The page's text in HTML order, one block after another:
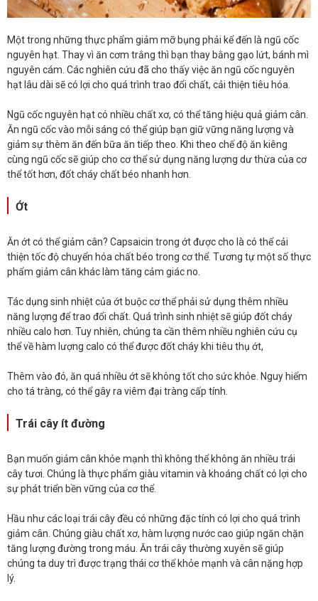
Một trong những thực phẩm giảm mỡ bụng phải kể đến là ngũ cốc
nguyên hạt. Thay vì ăn cơm trắng thì bạn thay bằng gạo lứt, bánh mì
nguyên cám. Các nghiên cứu đã cho thấy việc ăn ngũ cốc nguyên
hạt lâu dài sẽ có lợi cho quá trình trao đổi chất, cải thiện tiêu hóa.
Ngũ cốc nguyên hạt có nhiều chất xơ, có thể tăng hiệu quả giảm cân.
Ăn ngũ cốc vào mỗi sáng có thể giúp bạn giữ vững năng lượng và
giảm sự thèm ăn đến bữa ăn tiếp theo. Khi theo chế độ ăn kiêng
cùng ngũ cốc sẽ giúp cho cơ thể sử dụng năng lượng dư thừa của cơ
thể tốt hơn, đốt cháy chất béo nhanh hơn.
Ớt
Ăn ớt có thể giảm cân? Capsaicin trong ớt được cho là có thể cải
thiện tốc độ chuyển hóa chất béo trong cơ thể. Tương tự một số thực
phẩm giảm cân khác làm tăng cảm giác no.
Tác dụng sinh nhiệt của ớt buộc cơ thể phải sử dụng thêm nhiều
năng lượng để trao đổi chất. Quá trình sinh nhiệt sẽ giúp đốt cháy
nhiều calo hơn. Tuy nhiên, chúng ta cần thêm nhiều nghiên cứu cụ
thể về hàm lượng calo có thể được đốt cháy khi tiêu thụ ớt,
Thêm vào đó, ăn quá nhiều ớt sẽ không tốt cho sức khỏe. Nguy hiểm
cho tá tràng, có thể gây ra viêm đại tràng cấp tính.
Trái cây ít đường
Bạn muốn giảm cân khỏe mạnh thì không thể không ăn nhiều trái
cây tươi. Chúng là thực phẩm giàu vitamin và khoáng chất có lợi cho
sự phát triển bền vững của cơ thể.
Hầu như các loại trái cây đều có những đặc tính có lợi cho quá trình
giảm cân. Chúng giàu chất xơ, hàm lượng nước cao giúp ngăn chặn
tăng lượng đường trong máu. Ăn trái cây thường xuyên sẽ giúp
chúng ta duy trì được trạng thái cơ thể khỏe mạnh và cân nặng hợp
lý.